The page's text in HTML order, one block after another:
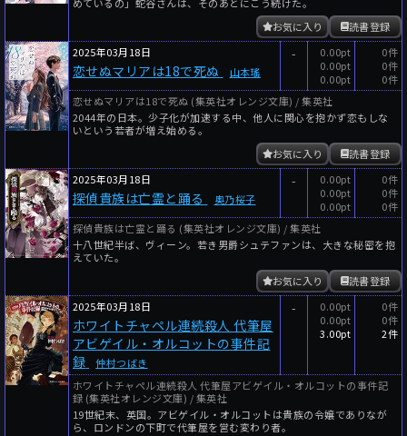
読書登録
お気に入り
2025年03月18日
恋せぬマリアは18で死ぬ 山本瑤
-
0.00pt
0.00pt
0.00pt
0件
0件
0件
恋せぬマリアは18で死ぬ (集英社オレンジ文庫) / 集英社
2044年の日本。少子化が加速する中、他人に関心を抱かず恋もしな
いという若者が増え始める。
読書登録
お気に入り
2025年03月18日
探偵貴族は亡霊と踊る 奥乃桜子
-
0.00pt
0.00pt
0.00pt
0件
0件
0件
探偵貴族は亡霊と踊る (集英社オレンジ文庫) / 集英社
十八世紀半ば、ヴィーン。若き男爵シュテファンは、大きな秘密を抱
えていた。
読書登録
お気に入り
2025年03月18日
ホワイトチャペル連続殺人 代筆屋
アビゲイル・オルコットの事件記
録
仲村つばき
-
0.00pt
0.00pt
3.00pt
0件
0件
2件
ホワイトチャペル連続殺人 代筆屋アビゲイル・オルコットの事件記
録 (集英社オレンジ文庫) / 集英社
19世紀末、英国。アビゲイル・オルコットは貴族の令嬢でありなが
ら、ロンドンの下町で代筆屋を営む変わり者。